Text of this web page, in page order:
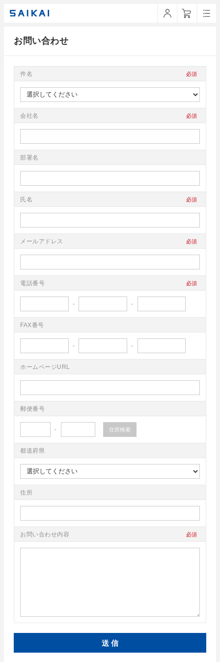
お問い合わせ
件名
会社名
部署名
氏名
メールアドレス
電話番号
- -
FAX番号
- -
ホームページURL
郵便番号
- 住所検索
都道府県
住所
お問い合わせ内容